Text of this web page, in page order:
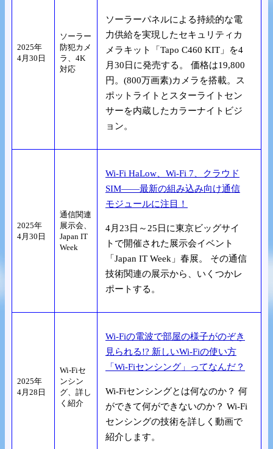
2025年
4月30日
ソーラー
防犯カメ
ラ、4K
対応
ソーラーパネルによる持続的な電
力供給を実現したセキュリティカ
メラキット「Tapo C460 KIT」を4
月30日に発売する。 価格は19,800
円。(800万画素)カメラを搭載。ス
ポットライトとスターライトセン
サーを内蔵したカラーナイトビジ
ョン。
2025年
4月30日
通信関連
展示会、
Japan IT
Week
Wi-Fi HaLow、Wi-Fi 7、クラウド
SIM――最新の組み込み向け通信
モジュールに注目！
4月23日～25日に東京ビッグサイ
トで開催された展示会イベント
「Japan IT Week」春展。 その通信
技術関連の展示から、いくつかレ
ポートする。
2025年
4月28日
Wi-Fiセ
ンシン
グ、詳し
く紹介
Wi-Fiの電波で部屋の様子がのぞき
見られる!? 新しいWi-Fiの使い方
「Wi-Fiセンシング」ってなんだ？
Wi-Fiセンシングとは何なのか？ 何
ができて何ができないのか？ Wi-Fi
センシングの技術を詳しく動画で
紹介します。